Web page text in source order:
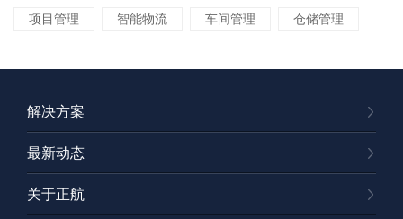
项目管理 智能物流 车间管理 仓储管理
解决方案
最新动态
关于正航